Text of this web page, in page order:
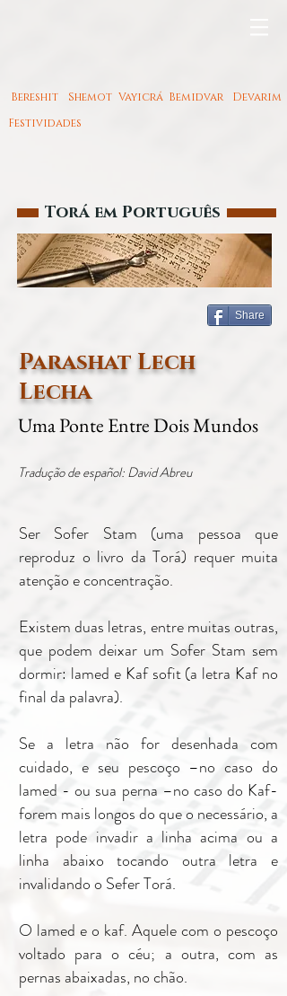
Share
Tradução de español: David Abreu
Ser Sofer Stam (uma pessoa que
reproduz o livro da Torá) requer muita
atenção e concentração.
Existem duas letras, entre muitas outras,
que podem deixar um Sofer Stam sem
dormir: lamed e Kaf sofit (a letra Kaf no
final da palavra).
Se a letra não for desenhada com
cuidado, e seu pescoço –no caso do
lamed - ou sua perna –no caso do Kaf-
forem mais longos do que o necessário, a
letra pode invadir a linha acima ou a
linha abaixo tocando outra letra e
invalidando o Sefer Torá.
O lamed e o kaf. Aquele com o pescoço
voltado para o céu; a outra, com as
pernas abaixadas, no chão.
Torá em Português
Bereshit Shemot Vayicrá Bemidvar
Devarim
Festividades
Parashat Lech
Lecha
Uma Ponte Entre Dois Mundos